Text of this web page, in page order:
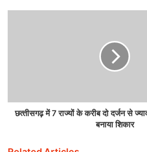
छत्‍तीसगढ़ में 7 राज्यों के करीब दो दर्जन से
बनाया शिकार